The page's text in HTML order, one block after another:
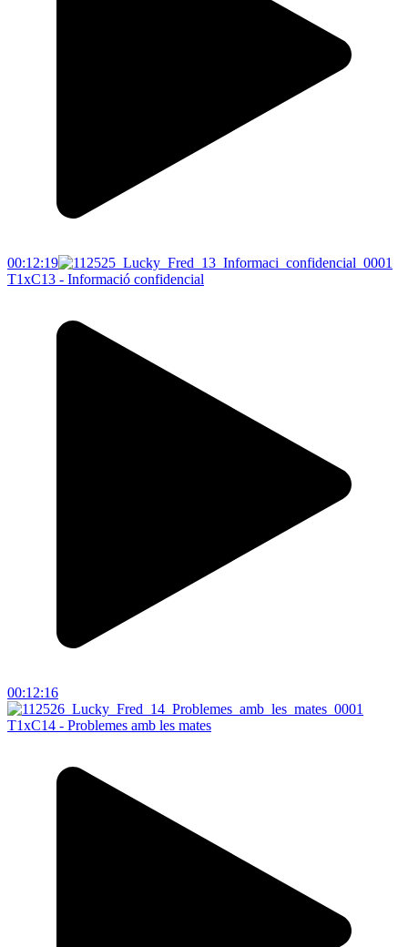
00:12:19
T1xC13 - Informació confidencial
00:12:16
T1xC14 - Problemes amb les mates